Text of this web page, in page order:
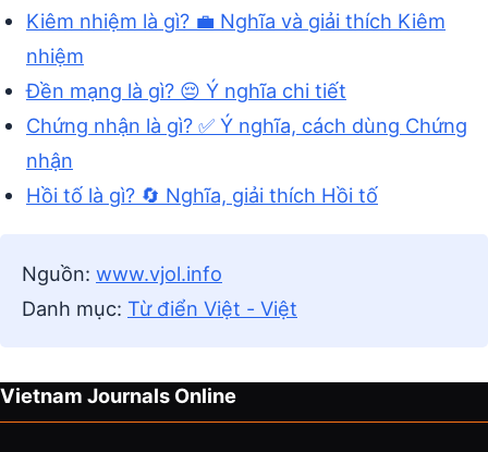
Kiêm nhiệm là gì? 💼 Nghĩa và giải thích Kiêm
nhiệm
Đền mạng là gì? 😔 Ý nghĩa chi tiết
Chứng nhận là gì? ✅ Ý nghĩa, cách dùng Chứng
nhận
Hồi tố là gì? 🔄 Nghĩa, giải thích Hồi tố
Nguồn: www.vjol.info
Danh mục: Từ điển Việt - Việt
Vietnam Journals Online